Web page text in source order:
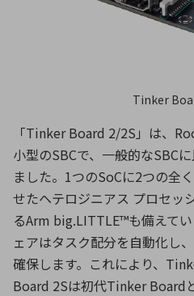
Tinker
「Tinker Board 2/2S」は、
小型のSBCで、一般的なSBC
ました。1つのSoCに2つの全
せたヘテロジニアス プロセッ
るArm big.LITTLE™も備えて
ェアはタスク配分を自動化し
確保します。これにより、
Board 2Sは初代Tinker Board